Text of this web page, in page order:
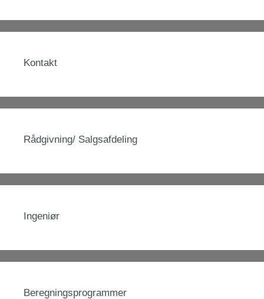
Kontakt
Rådgivning/ Salgsafdeling
Ingeniør
Beregningsprogrammer